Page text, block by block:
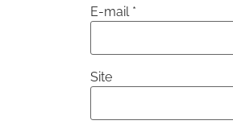
E-mail *
Site